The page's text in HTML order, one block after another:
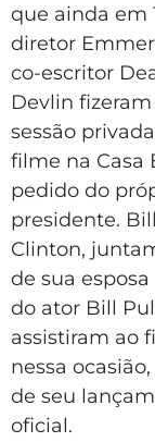
que ainda em
diretor
co-escritor
Devlin
sessão
filme na Casa
pedido do
presidente. Bill
Clinton,
de sua
do ator Bill
assistiram ao
nessa
de seu
oficial.